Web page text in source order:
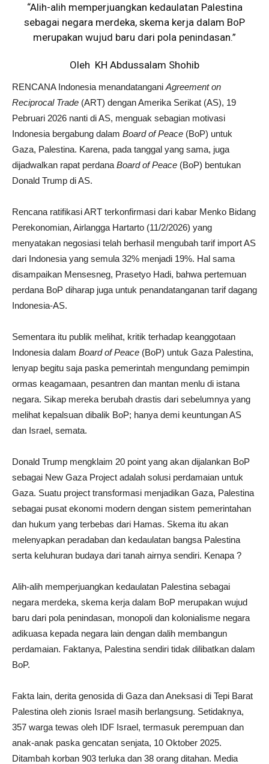
“Alih-alih memperjuangkan kedaulatan Palestina
sebagai negara merdeka, skema kerja dalam BoP
merupakan wujud baru dari pola penindasan.”
Oleh KH Abdussalam Shohib
RENCANA Indonesia menandatangani Agreement on
Reciprocal Trade (ART) dengan Amerika Serikat (AS), 19
Pebruari 2026 nanti di AS, menguak sebagian motivasi
Indonesia bergabung dalam Board of Peace (BoP) untuk
Gaza, Palestina. Karena, pada tanggal yang sama, juga
dijadwalkan rapat perdana Board of Peace (BoP) bentukan
Donald Trump di AS.
Rencana ratifikasi ART terkonfirmasi dari kabar Menko Bidang
Perekonomian, Airlangga Hartarto (11/2/2026) yang
menyatakan negosiasi telah berhasil mengubah tarif import AS
dari Indonesia yang semula 32% menjadi 19%. Hal sama
disampaikan Mensesneg, Prasetyo Hadi, bahwa pertemuan
perdana BoP diharap juga untuk penandatanganan tarif dagang
Indonesia-AS.
Sementara itu publik melihat, kritik terhadap keanggotaan
Indonesia dalam Board of Peace (BoP) untuk Gaza Palestina,
lenyap begitu saja paska pemerintah mengundang pemimpin
ormas keagamaan, pesantren dan mantan menlu di istana
negara. Sikap mereka berubah drastis dari sebelumnya yang
melihat kepalsuan dibalik BoP; hanya demi keuntungan AS
dan Israel, semata.
Donald Trump mengklaim 20 point yang akan dijalankan BoP
sebagai New Gaza Project adalah solusi perdamaian untuk
Gaza. Suatu project transformasi menjadikan Gaza, Palestina
sebagai pusat ekonomi modern dengan sistem pemerintahan
dan hukum yang terbebas dari Hamas. Skema itu akan
melenyapkan peradaban dan kedaulatan bangsa Palestina
serta keluhuran budaya dari tanah airnya sendiri. Kenapa ?
Alih-alih memperjuangkan kedaulatan Palestina sebagai
negara merdeka, skema kerja dalam BoP merupakan wujud
baru dari pola penindasan, monopoli dan kolonialisme negara
adikuasa kepada negara lain dengan dalih membangun
perdamaian. Faktanya, Palestina sendiri tidak dilibatkan dalam
BoP.
Fakta lain, derita genosida di Gaza dan Aneksasi di Tepi Barat
Palestina oleh zionis Israel masih berlangsung. Setidaknya,
357 warga tewas oleh IDF Israel, termasuk perempuan dan
anak-anak paska gencatan senjata, 10 Oktober 2025.
Ditambah korban 903 terluka dan 38 orang ditahan. Media